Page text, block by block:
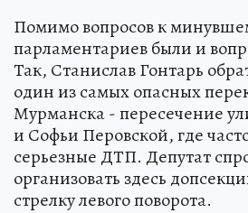
Помимо вопросов к
парламентариев были и
Так, Станислав Гонтарь
один из самых опасных
Мурманска - пересечение
и Софьи Перовской, где
серьезные ДТП. Депутат
организовать здесь
стрелку левого поворота.